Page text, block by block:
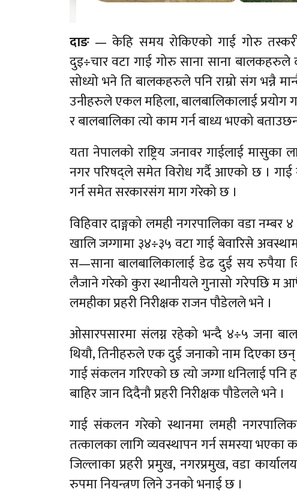
दाङ— केहि समय रोकिएको गाई गोरु
दुइ÷चार वटा गाई गोरु साना साना
सोध्यो भने ति बालकहरुले पनि राम्रो संग भन्नै
उनीहरुले एकल महिला, बालबालिकालाई प्रयोग
र बालबालिका त्यो काम गर्न बाध्य भएको
यता नेपालको राष्ट्रिय जनावर गाईलाई मासुका
नगर परिषद्ले समेत विरोध गर्दै आएको छ । गाई
गर्न समेत सरकारसंग माग गरेको छ ।
विहिवार दाङ्गको लमही नगरपालिका वडा
खालि जग्गामा ३४÷३५ वटा गाई बेवारिसे
स—साना बालबालिकालाई डेढ दुई सय रुपैया
लैजाने गरेको कुरा स्थानीयले गुनासो गरेपछि म
लमहीका प्रहरी निरीक्षक राजन पौडेलले भने ।
ओसारपसारमा संलग्न रहेको भन्दै ४÷५ जना
थियौ, तिनीहरुले एक दुई जनाको नाम दिएका
गाई संकलन गरिएको छ त्यो जग्गा धनिलाई पनि
बाहिर जान दिदैनौ प्रहरी निरीक्षक पौडेलले भने ।
गाई संकलन गरेको स्थानमा लमही
तत्कालका लागि व्यवस्थापन गर्न समस्या
जिल्लाका प्रहरी प्रमुख, नगरप्रमुख, वडा
रुपमा नियन्त्रण लिने उनको भनाई छ ।